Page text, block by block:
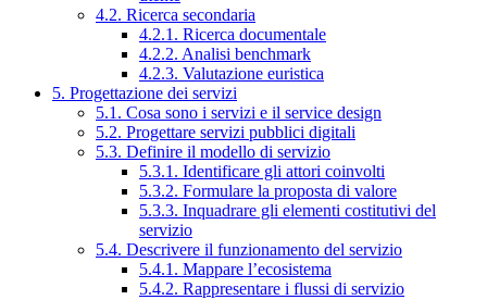
4.2. Ricerca secondaria
4.2.1. Ricerca documentale
4.2.2. Analisi benchmark
4.2.3. Valutazione euristica
5. Progettazione dei servizi
5.1. Cosa sono i servizi e il service design
5.2. Progettare servizi pubblici digitali
5.3. Definire il modello di servizio
5.3.1. Identificare gli attori coinvolti
5.3.2. Formulare la proposta di valore
5.3.3. Inquadrare gli elementi costitutivi del
servizio
5.4. Descrivere il funzionamento del servizio
5.4.1. Mappare l’ecosistema
5.4.2. Rappresentare i flussi di servizio